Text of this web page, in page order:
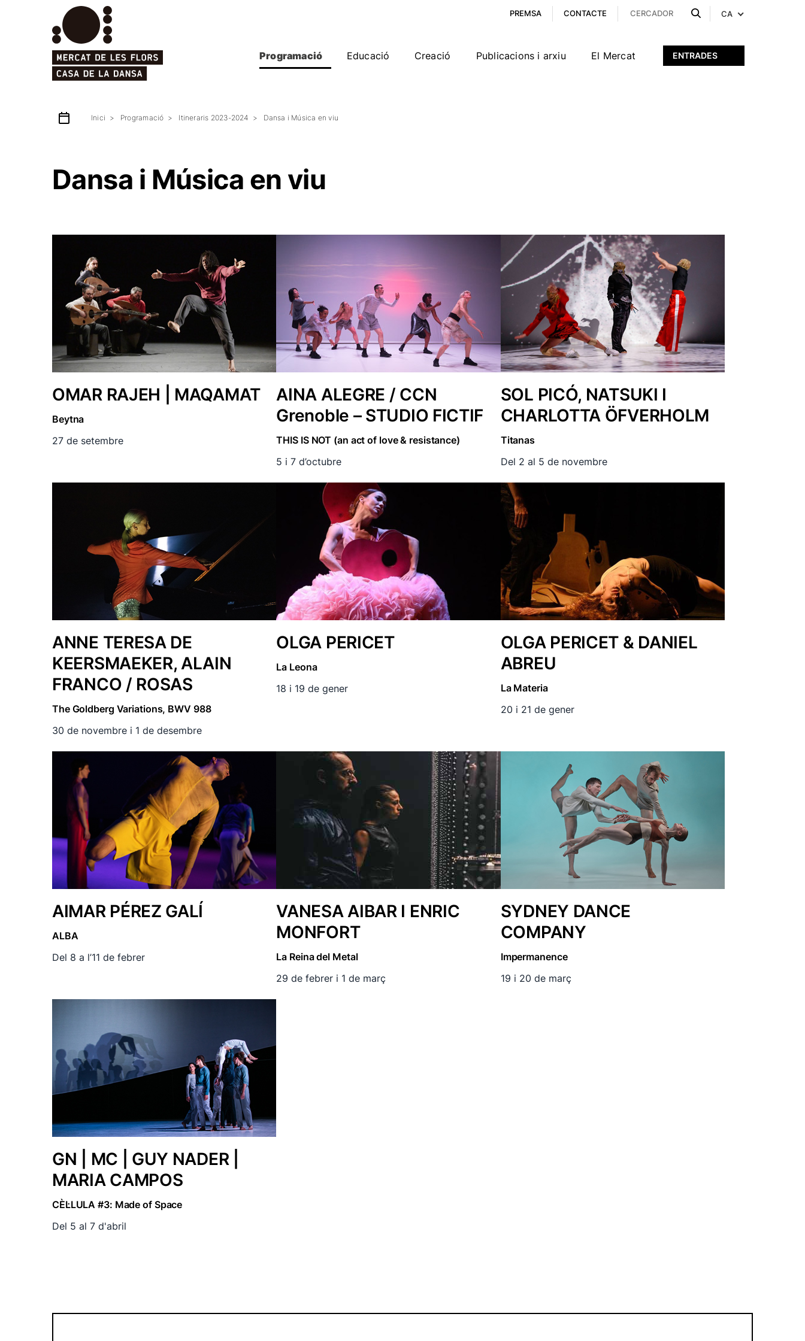
PREMSA CONTACTE CA
ENTRADES
Programació Educació Creació Publicacions i arxiu El Mercat
Inici Programació Itineraris 2023-2024 Dansa i Música en viu
Dansa i Música en viu
OMAR RAJEH | MAQAMAT
Beytna
27 de setembre
AINA ALEGRE / CCN
Grenoble – STUDIO FICTIF
THIS IS NOT (an act of love & resistance)
5 i 7 d’octubre
SOL PICÓ, NATSUKI I
CHARLOTTA ÖFVERHOLM
Titanas
Del 2 al 5 de novembre
ANNE TERESA DE
KEERSMAEKER, ALAIN
FRANCO / ROSAS
The Goldberg Variations, BWV 988
30 de novembre i 1 de desembre
OLGA PERICET
La Leona
18 i 19 de gener
OLGA PERICET & DANIEL
ABREU
La Materia
20 i 21 de gener
AIMAR PÉREZ GALÍ
ALBA
Del 8 a l’11 de febrer
VANESA AIBAR I ENRIC
MONFORT
La Reina del Metal
29 de febrer i 1 de març
SYDNEY DANCE
COMPANY
Impermanence
19 i 20 de març
GN | MC | GUY NADER |
MARIA CAMPOS
CÈL·LULA #3: Made of Space
Del 5 al 7 d'abril